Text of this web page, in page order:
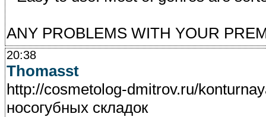
ANY PROBLEMS WITH YOUR
20:38
Thomasst
http://cosmetolog-dmitrov.ru/
носогубных складок